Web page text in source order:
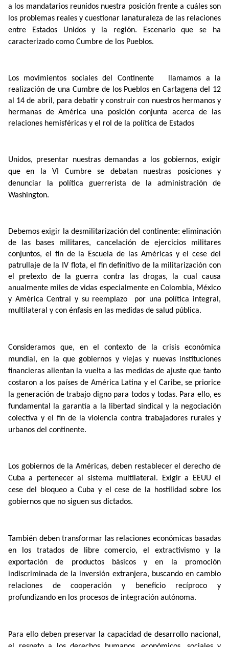
a los mandatarios reunidos nuestra posición frente a cuáles son
los problemas reales y cuestionar lanaturaleza de las relaciones
entre Estados Unidos y la región. Escenario que se ha
caracterizado como Cumbre de los Pueblos.
Los movimientos sociales del Continente
llamamos a la
realización de una Cumbre de los Pueblos en Cartagena del 12
al 14 de abril, para debatir y construir con nuestros hermanos y
hermanas de América una posición conjunta acerca de las
relaciones hemisféricas y el rol de la política de Estados
Unidos, presentar nuestras demandas a los gobiernos, exigir
que en la VI Cumbre se debatan nuestras posiciones y
denunciar la política guerrerista de la administración de
Washington.
Debemos exigir la desmilitarización del continente: eliminación
de las bases militares, cancelación de ejercicios militares
conjuntos, el fin de la Escuela de las Américas y el cese del
patrullaje de la IV flota, el fin definitivo de la militarización con
el pretexto de la guerra contra las drogas, la cual causa
anualmente miles de vidas especialmente en Colombia, México
y América Central y su reemplazo
por una política integral,
multilateral y con énfasis en las medidas de salud pública.
Consideramos que, en el contexto de la crisis económica
mundial, en la que gobiernos y viejas y nuevas instituciones
financieras alientan la vuelta a las medidas de ajuste que tanto
costaron a los países de América Latina y el Caribe, se priorice
la generación de trabajo digno para todos y todas. Para ello, es
fundamental la garantía a la libertad sindical y la negociación
colectiva y el fin de la violencia contra trabajadores rurales y
urbanos del continente.
Los gobiernos de la Américas, deben restablecer el derecho de
Cuba a pertenecer al sistema multilateral. Exigir a EEUU el
cese del bloqueo a Cuba y el cese de la hostilidad sobre los
gobiernos que no siguen sus dictados.
También deben transformar las relaciones económicas basadas
en los tratados de libre comercio, el extractivismo y la
exportación de productos básicos y en la promoción
indiscriminada de la inversión extranjera, buscando en cambio
relaciones de cooperación y beneficio recíproco y
profundizando en los procesos de integración autónoma.
Para ello deben preservar la capacidad de desarrollo nacional,